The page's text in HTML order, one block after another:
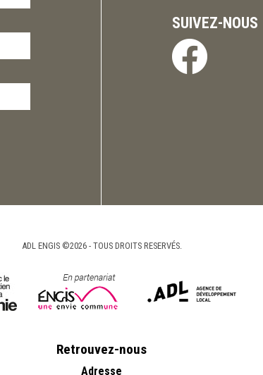
SUIVEZ-NOUS
ADL ENGIS ©2026 - TOUS DROITS RESERVÉS.
Retrouvez-nous
Adresse